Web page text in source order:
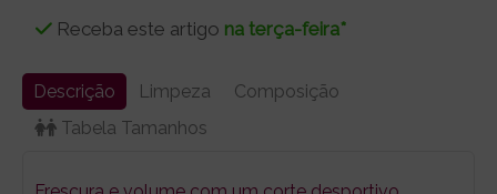
Receba este artigo na terça-feira*
Descrição Limpeza
Composição
Tabela Tamanhos